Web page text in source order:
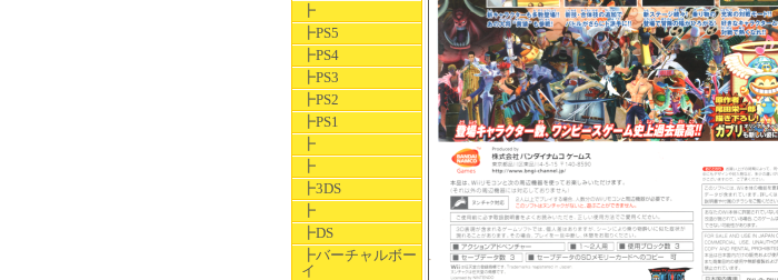
┣
┣PS5
┣PS4
┣PS3
┣PS2
┣PS1
┣
┣
┣3DS
┣
┣DS
┣バーチャルボー
イ